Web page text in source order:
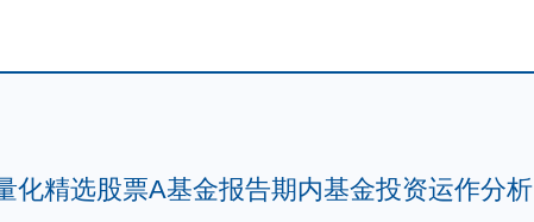
化精选股票A基金报告期内基金投资运作分析